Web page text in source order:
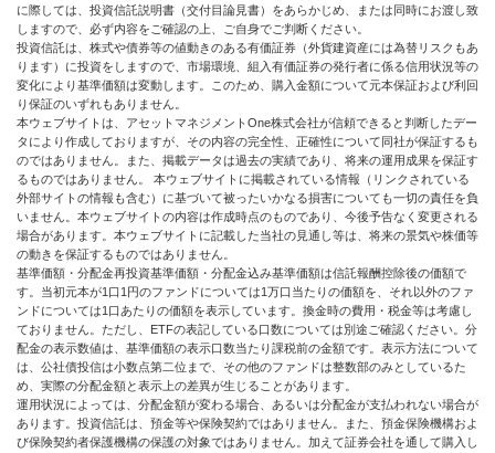
に際しては、投資信託説明書（交付目論見書）をあらかじめ、または同時にお渡し致
しますので、必ず内容をご確認の上、ご自身でご判断ください。
投資信託は、株式や債券等の値動きのある有価証券（外貨建資産には為替リスクもあ
ります）に投資をしますので、市場環境、組入有価証券の発行者に係る信用状況等の
変化により基準価額は変動します。このため、購入金額について元本保証および利回
り保証のいずれもありません。
本ウェブサイトは、アセットマネジメントOne株式会社が信頼できると判断したデー
タにより作成しておりますが、その内容の完全性、正確性について同社が保証するも
のではありません。また、掲載データは過去の実績であり、将来の運用成果を保証す
るものではありません。 本ウェブサイトに掲載されている情報（リンクされている
外部サイトの情報も含む）に基づいて被ったいかなる損害についても一切の責任を負
いません。本ウェブサイトの内容は作成時点のものであり、今後予告なく変更される
場合があります。本ウェブサイトに記載した当社の見通し等は、将来の景気や株価等
の動きを保証するものではありません。
基準価額・分配金再投資基準価額・分配金込み基準価額は信託報酬控除後の価額で
す。当初元本が1口1円のファンドについては1万口当たりの価額を、それ以外のファ
ンドについては1口あたりの価額を表示しています。換金時の費用・税金等は考慮し
ておりません。ただし、ETFの表記している口数については別途ご確認ください。分
配金の表示数値は、基準価額の表示口数当たり課税前の金額です。表示方法について
は、公社債投信は小数点第二位まで、その他のファンドは整数部のみとしているた
め、実際の分配金額と表示上の差異が生じることがあります。
運用状況によっては、分配金額が変わる場合、あるいは分配金が支払われない場合が
あります。投資信託は、預金等や保険契約ではありません。また、預金保険機構およ
び保険契約者保護機構の保護の対象ではありません。加えて証券会社を通して購入し